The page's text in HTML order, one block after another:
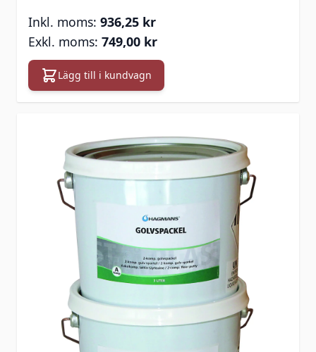
936,25 kr
749,00 kr
Lägg till i kundvagn